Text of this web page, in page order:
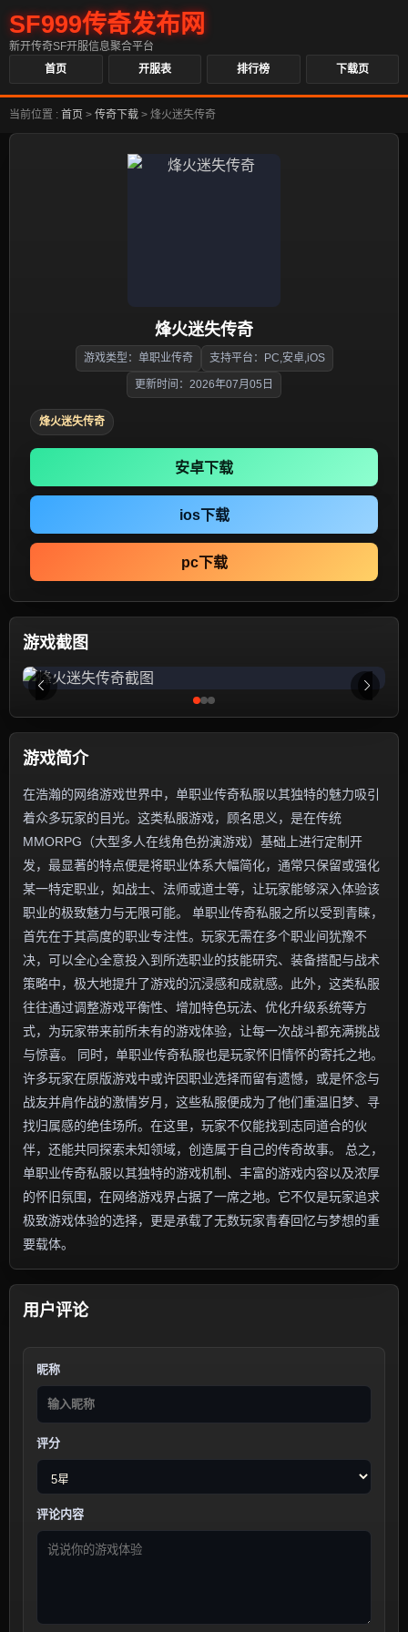
SF999传奇发布网
新开传奇SF开服信息聚合平台
首页
开服表 排行榜 下载页
当前位置 : 首页 > 传奇下载 > 烽火迷失传奇
烽火迷失传奇
游戏类型：单职业传奇 支持平台：PC,安卓,iOS
更新时间：2026年07月05日
烽火迷失传奇
安卓下载
ios下载
pc下载
游戏截图
游戏简介
在浩瀚的网络游戏世界中，单职业传奇私服以其独特的魅力吸引
着众多玩家的目光。这类私服游戏，顾名思义，是在传统
MMORPG（大型多人在线角色扮演游戏）基础上进行定制开
发，最显著的特点便是将职业体系大幅简化，通常只保留或强化
某一特定职业，如战士、法师或道士等，让玩家能够深入体验该
职业的极致魅力与无限可能。 单职业传奇私服之所以受到青睐，
首先在于其高度的职业专注性。玩家无需在多个职业间犹豫不
决，可以全心全意投入到所选职业的技能研究、装备搭配与战术
策略中，极大地提升了游戏的沉浸感和成就感。此外，这类私服
往往通过调整游戏平衡性、增加特色玩法、优化升级系统等方
式，为玩家带来前所未有的游戏体验，让每一次战斗都充满挑战
与惊喜。 同时，单职业传奇私服也是玩家怀旧情怀的寄托之地。
许多玩家在原版游戏中或许因职业选择而留有遗憾，或是怀念与
战友并肩作战的激情岁月，这些私服便成为了他们重温旧梦、寻
找归属感的绝佳场所。在这里，玩家不仅能找到志同道合的伙
伴，还能共同探索未知领域，创造属于自己的传奇故事。 总之，
单职业传奇私服以其独特的游戏机制、丰富的游戏内容以及浓厚
的怀旧氛围，在网络游戏界占据了一席之地。它不仅是玩家追求
极致游戏体验的选择，更是承载了无数玩家青春回忆与梦想的重
要载体。
用户评论
昵称
评分
评论内容